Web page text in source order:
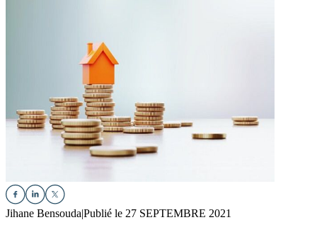
Jihane Bensouda|Publié le 27 SEPTEMBRE 2021